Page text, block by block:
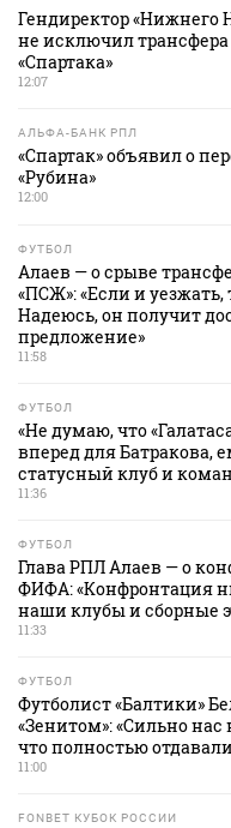
Гендиректор «Нижнего
не исключил
«Спартака»
12:07
АЛЬФА-БАНК РПЛ
«Спартак» объявил о
«Рубина»
12:00
ФУТБОЛ
Алаев — о срыве
«ПСЖ»: «Если и уезжать,
Надеюсь, он получит
предложение»
11:58
ФУТБОЛ
«Не думаю, что
вперед для Батракова,
статусный клуб и
11:36
ФУТБОЛ
Глава РПЛ Алаев — о
ФИФА: «Конфронтация
наши клубы и сборные
11:33
ФУТБОЛ
Футболист «Балтики»
«Зенитом»: «Сильно нас
что полностью
11:00
FONBET КУБОК РОССИИ